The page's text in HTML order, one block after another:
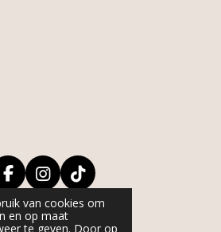
van cookies om
en op maat
te geven. Door op
F
a
c
I
n
s
T
i
k
2 3 4 5
S
t